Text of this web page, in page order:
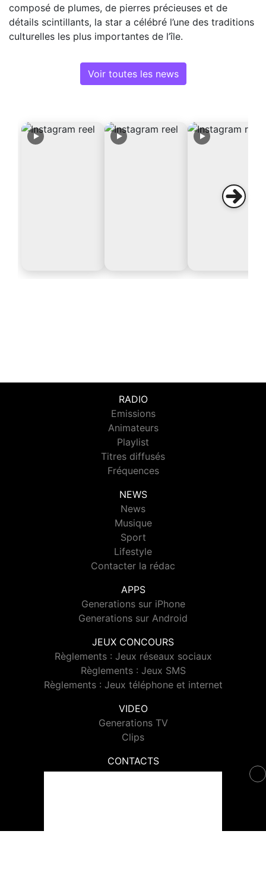
composé de plumes, de pierres précieuses et de
détails scintillants, la star a célébré l’une des traditions
culturelles les plus importantes de l’île.
Voir toutes les news
RADIO
Emissions
Animateurs
Playlist
Titres diffusés
Fréquences
NEWS
News
Musique
Sport
Lifestyle
Contacter la rédac
APPS
Generations sur iPhone
Generations sur Android
JEUX CONCOURS
Règlements : Jeux réseaux sociaux
Règlements : Jeux SMS
Règlements : Jeux téléphone et internet
VIDEO
Generations TV
Clips
CONTACTS
Contacter Generations